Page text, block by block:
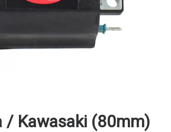
/ Kawasaki (80mm)